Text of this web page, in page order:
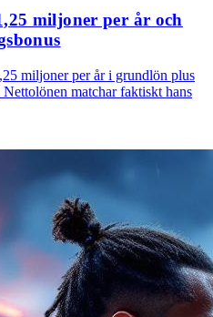
miljoner per år och
miljoner per år i grundlön plus
matchar faktiskt hans